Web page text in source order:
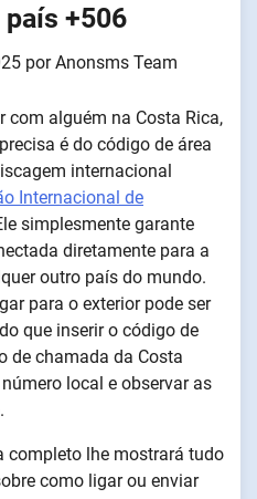
+506
porAnonsms Team
com alguém na Costa Rica,
é do código de área
internacional
Internacional de
simplesmente garante
diretamente para a
outro país do mundo.
para o exterior pode ser
que inserir o código de
de chamada da Costa
local e observar as
completo lhe mostrará tudo
como ligar ou enviar